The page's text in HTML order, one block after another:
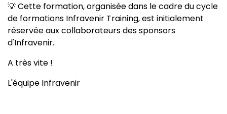
💡 Cette formation, organisée dans le cadre du cycle
de formations Infravenir Training, est initialement
réservée aux collaborateurs des sponsors
d'Infravenir.
A très vite !
L'équipe Infravenir